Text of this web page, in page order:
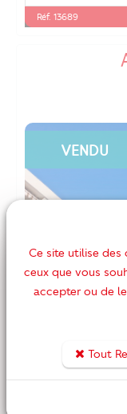
Réf. 13689
VENDU
Ce site utilise
ceux que vous
accepter ou de
Tout